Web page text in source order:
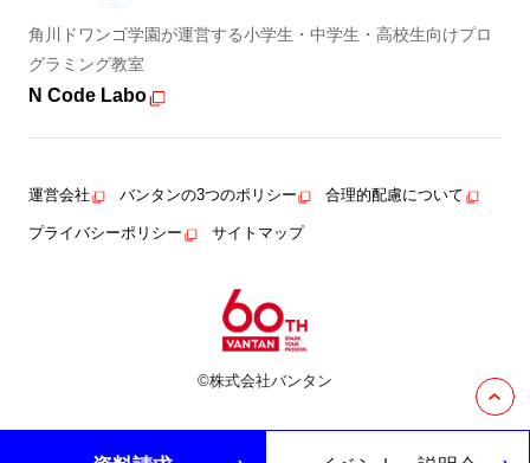
角川ドワンゴ学園が運営する小学生・中学生・高校生向けプロ
グラミング教室
N Code Labo
運営会社 バンタンの3つのポリシー 合理的配慮について
プライバシーポリシー サイトマップ
©株式会社バンタン